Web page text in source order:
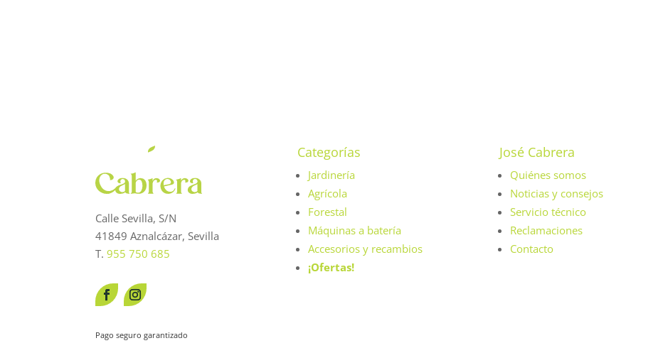
Calle Sevilla, S/N
41849 Aznalcázar, Sevilla
T.955 750 685
Categorías
Jardinería
Agrícola
Forestal
Máquinas a batería
Accesorios y recambios
¡Ofertas!
José Cabrera
Quiénes somos
Noticias y consejos
Servicio técnico
Reclamaciones
Contacto
Pago seguro garantizado